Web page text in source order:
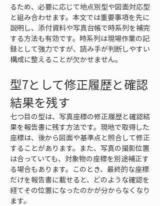
るため、必要に応じて地点別型や図面対応型
と組み合わせます。本文では重要事項を先に
説明し、添付資料や写真台帳で時系列を補完
する方法も有効です。時系列は現場作業の記
録として強力ですが、読み手が判断しやすい
構成に整えることが欠かせません。
型7として修正履歴と確認
結果を残す
七つ目の型は、写真座標の修正履歴と確認結
果を報告書に残す方法です。現地で取得した
座標は、後から図面や基準点と照合して修正
することがあります。また、写真の撮影位置
は合っていても、対象物の座標を別途補正す
る場合もあります。このとき、最終的な座標
だけを報告書に載せると、どのような確認を
経てその位置になったのかが分からなくなり
ます。